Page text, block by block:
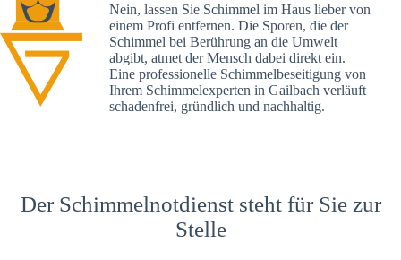
Nein, lassen Sie Schimmel im Haus lieber von
einem Profi entfernen. Die Sporen, die der
Schimmel bei Berührung an die Umwelt
abgibt, atmet der Mensch dabei direkt ein.
Eine professionelle Schimmelbeseitigung von
Ihrem Schimmelexperten in Gailbach verläuft
schadenfrei, gründlich und nachhaltig.
Der Schimmelnotdienst steht für Sie zur
Stelle